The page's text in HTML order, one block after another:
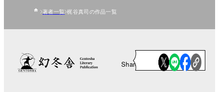
著者一覧 梶谷真司の作品一覧
Share